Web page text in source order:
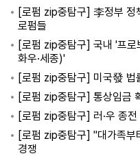
[로펌 zip중탐구] 李정부 정
로펌들
[로펌 zip중탐구] 국내 '프로
화우·세종)'
[로펌 zip중탐구] 미국發 법
[로펌 zip중탐구] 통상임금
[로펌 zip중탐구] 러·우 종
[로펌 zip중탐구] "대가족부
경쟁